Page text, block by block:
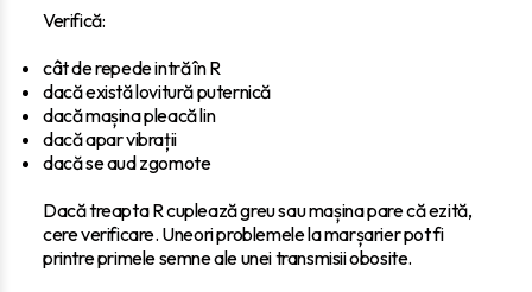
Verifică:
cât de repede intră în R
dacă există lovitură puternică
dacă mașina pleacă lin
dacă apar vibrații
dacă se aud zgomote
Dacă treapta R cuplează greu sau mașina pare că ezită,
cere verificare. Uneori problemele la marșarier pot fi
printre primele semne ale unei transmisii obosite.